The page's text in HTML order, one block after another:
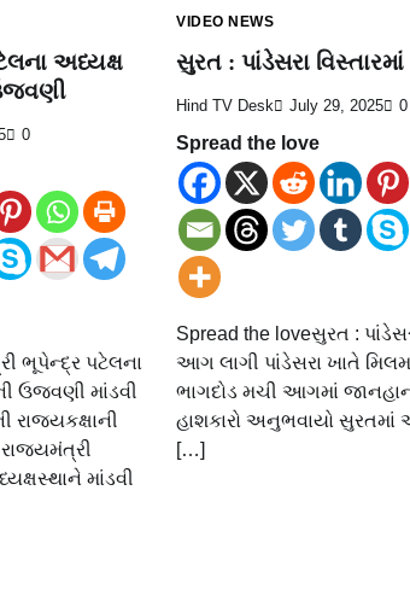
અધ્યક્ષ
0
ભૂપેન્દ્ર પટેલના
ઉજવણી માંડવી
રાજ્યકક્ષાની
માંડવી
VIDEO NEWS
સુરત : પાંડેસરા
Hind TV Desk July 29, 2025 0
Spread the love
Spread the loveસુરત :
આગ લાગી પાંડેસરા ખાતે
ભાગદોડ મચી આગમાં
હાશકારો અનુભવાયો સુરતમાં
[…]